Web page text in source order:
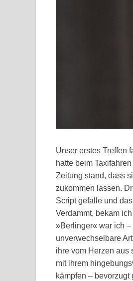
Unser erstes Treffen
hatte beim
Zeitung stand, dass
zukommen lassen.
Script gefalle und
Verdammt, bekam
»Berlinger« war ich
unverwechselbare
ihre vom Herzen aus
mit ihrem
kämpfen –